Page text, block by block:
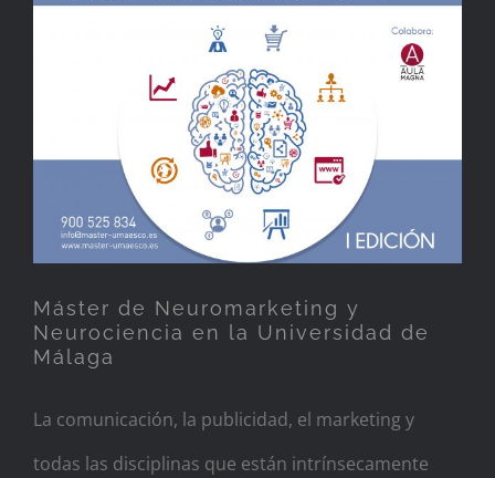
Universidad de Málaga
Máster de Neuromarketing y
Neurociencia en la Universidad de
Málaga
La comunicación, la publicidad, el marketing y
todas las disciplinas que están intrínsecamente